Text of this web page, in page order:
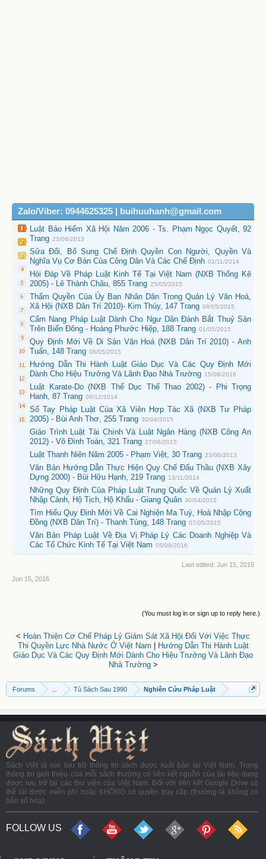
Zalo/Viber: 0944625325 | buihuuhanh@gmail.com
Luật Bảo Hiểm Xã Hội Năm 2006 - Ts. Phạm Ngọc Quyết, 92
Trang 23/06/2013
Sửa Đổi, Bổ Sung Chế Định Quyền Con Người, Quyền Và
Nghĩa Vụ Cơ Bản Của Công Dân Và Các Chế Định 02/11/2014
Hỏi Đáp Về Pháp Luật Kinh Tế Tại Việt Nam (NXB Thống Kê
2005) - Lê Thành Châu, 855 Trang 25/05/2015
Thẩm Quyền Của Ủy Ban Nhân Dân Trong Quản Lý Văn Hoá,
Xã Hội (NXB Dân Trí 2010)- Kim Thúy, 147 Trang 08/05/2015
Cẩm Nang Pháp Luật Dành Cho Ngư Dân Đánh Bắt Thuỷ Sản
Trên Biển Đông - Hoàng Phước Hiệp, 188 Trang 01/05/2015
Quy Định Mới Về Di Sản Văn Hoá (NXB Dân Trí 2010) - Anh
Tuấn, 148 Trang 08/05/2015
Hướng Dẫn Thi Hành Luật Giáo Dục Và Các Quy Định Mới
Dành Cho Hiệu Trưởng Và Lãnh Đạo Nhà Trường 15/06/2016
Luật Karate-Do (NXB Thể Dục Thể Thao 2002) - Phi Trọng
Hanh, 87 Trang 08/12/2014
Sổ Tay Pháp Luật Của Xã Viên Hợp Tác Xã (NXB Tư Pháp
2005) - Bùi Anh Thơ, 255 Trang 30/04/2015
Giáo Trình Luật Tài Chính Và Luật Ngân Hàng (NXB Công An
2012) - Võ Đình Toàn, 321 Trang 27/06/2015
Luật Thanh Niên Năm 2005 - Phạm Việt, 30 Trang 23/06/2013
Văn Bản Hướng Dẫn Thực Hiện Quy Chế Đấu Thầu (NXB Xây
Dựng 2000) - Bùi Hữu Hạnh, 219 Trang 13/11/2014
Những Quy Định Của Pháp Luật Trung Quốc Về Quản Lý Xuất
Nhập Cảnh, Hộ Tịch, Hộ Khẩu - Giang Quân 30/04/2015
Tìm Hiểu Quy Định Mới Về Cai Nghiện Ma Tuý, Hoà Nhập Cộng
Đồng (NXB Dân Trí) - Thanh Tùng, 148 Trang 07/05/2015
Văn Bản Pháp Luật Về Địa Vị Pháp Lý Các Doanh Nghiệp Và
Các Tổ Chức Kinh Tế Tại Việt Nam 05/09/2016
Last edited: Jun 15, 2016
Jun 15, 2016
(You must log in or sign up to reply here.)
< Hoàn Thiện Cơ Chế Pháp Lý Giám Sát Xã Hội Đối Với Việc Thực
Thi Quyền Lực Nhà Nước Ở Việt Nam
Hướng Dẫn Thi Hành Luật
Giáo Dục Và Các Quy Định Mới Dành Cho Hiệu Trưởng Và Lãnh Đạo
Nhà Trường>
Forums Tủ Sách Sau 1990 Nghiên Cứu Pháp Luật
Sách Việt là nơi lưu trữ thông tin sách được xuất bản tại Việt Nam. Trong
thông tin giới thiệu của mỗi sách thường có liên kết nguồn của tài liệu đang
được lưu trữ tại các thư viện của Việt Nam. Đối với liên kết Google Drive có
thể tải được miễn phí hoặc KHÔNG có quyền truy cập (thường là không có
bản số hóa).
FOLLOW US